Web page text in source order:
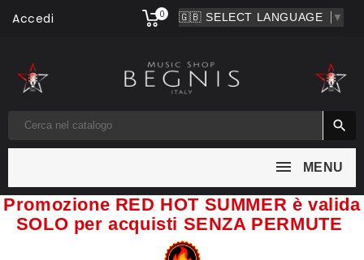
▼
Accedi 0

MENU
Promozione RED HOT SUMMER è valida
SOLO per acquisti SENZA PERMUTE